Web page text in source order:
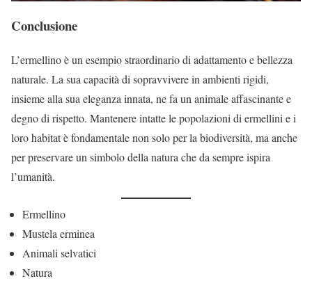
Conclusione
L’ermellino è un esempio straordinario di adattamento e bellezza
naturale. La sua capacità di sopravvivere in ambienti rigidi,
insieme alla sua eleganza innata, ne fa un animale affascinante e
degno di rispetto. Mantenere intatte le popolazioni di ermellini e i
loro habitat è fondamentale non solo per la biodiversità, ma anche
per preservare un simbolo della natura che da sempre ispira
l’umanità.
Ermellino
Mustela erminea
Animali selvatici
Natura